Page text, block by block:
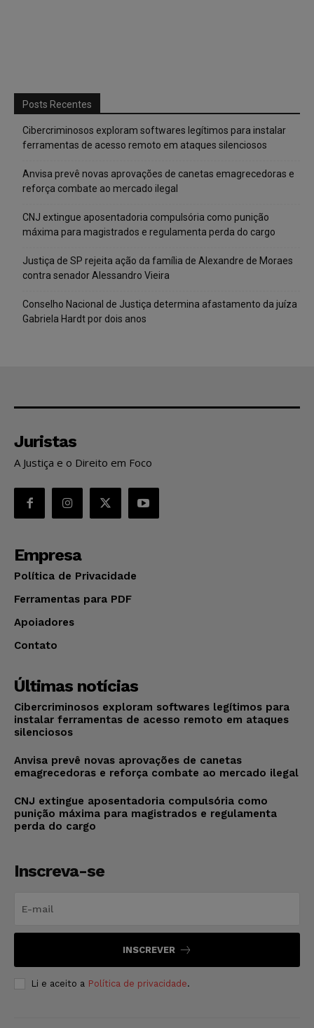
Posts Recentes
Cibercriminosos exploram softwares legítimos para instalar
ferramentas de acesso remoto em ataques silenciosos
Anvisa prevê novas aprovações de canetas emagrecedoras e
reforça combate ao mercado ilegal
CNJ extingue aposentadoria compulsória como punição
máxima para magistrados e regulamenta perda do cargo
Justiça de SP rejeita ação da família de Alexandre de Moraes
contra senador Alessandro Vieira
Conselho Nacional de Justiça determina afastamento da juíza
Gabriela Hardt por dois anos
Juristas
A Justiça e o Direito em Foco
Empresa
Política de Privacidade
Ferramentas para PDF
Apoiadores
Contato
Últimas notícias
Cibercriminosos exploram softwares legítimos para
instalar ferramentas de acesso remoto em ataques
silenciosos
Anvisa prevê novas aprovações de canetas
emagrecedoras e reforça combate ao mercado ilegal
CNJ extingue aposentadoria compulsória como
punição máxima para magistrados e regulamenta
perda do cargo
Inscreva-se
INSCREVER
Li e aceito a Política de privacidade.